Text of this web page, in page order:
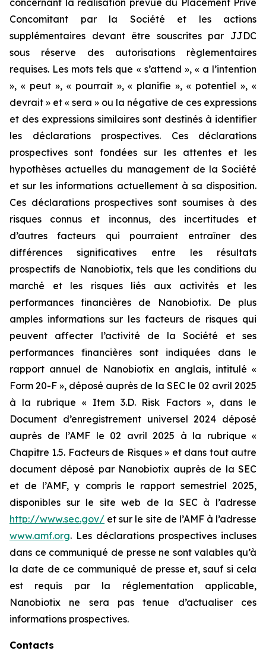
concernant la réalisation prévue du Placement Privé
Concomitant par la Société et les actions
supplémentaires devant être souscrites par JJDC
sous réserve des autorisations règlementaires
requises. Les mots tels que « s’attend », « a l’intention
», « peut », « pourrait », « planifie », « potentiel », «
devrait » et « sera » ou la négative de ces expressions
et des expressions similaires sont destinés à identifier
les déclarations prospectives. Ces déclarations
prospectives sont fondées sur les attentes et les
hypothèses actuelles du management de la Société
et sur les informations actuellement à sa disposition.
Ces déclarations prospectives sont soumises à des
risques connus et inconnus, des incertitudes et
d’autres facteurs qui pourraient entraîner des
différences significatives entre les résultats
prospectifs de Nanobiotix, tels que les conditions du
marché et les risques liés aux activités et les
performances financières de Nanobiotix. De plus
amples informations sur les facteurs de risques qui
peuvent affecter l’activité de la Société et ses
performances financières sont indiquées dans le
rapport annuel de Nanobiotix en anglais, intitulé «
Form 20-F », déposé auprès de la SEC le 02 avril 2025
à la rubrique « Item 3.D. Risk Factors », dans le
Document d’enregistrement universel 2024 déposé
auprès de l’AMF le 02 avril 2025 à la rubrique «
Chapitre 1.5. Facteurs de Risques » et dans tout autre
document déposé par Nanobiotix auprès de la SEC
et de l’AMF, y compris le rapport semestriel 2025,
disponibles sur le site web de la SEC à l’adresse
http://www.sec.gov/ et sur le site de l’AMF à l’adresse
www.amf.org. Les déclarations prospectives incluses
dans ce communiqué de presse ne sont valables qu’à
la date de ce communiqué de presse et, sauf si cela
est requis par la réglementation applicable,
Nanobiotix ne sera pas tenue d’actualiser ces
informations prospectives.
Contacts